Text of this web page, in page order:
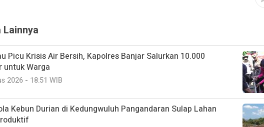
Lainnya
Picu Krisis Air Bersih, Kapolres Banjar Salurkan 10.000
untuk Warga
2026 - 18:51 WIB
Kebun Durian di Kedungwuluh Pangandaran Sulap Lahan